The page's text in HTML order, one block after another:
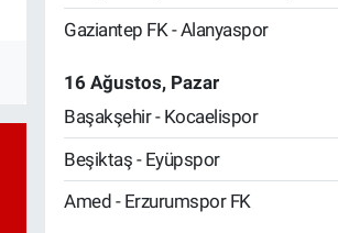
Gaziantep FK - Alanyaspor
16 Ağustos, Pazar
Başakşehir - Kocaelispor
Beşiktaş - Eyüpspor
Amed - Erzurumspor FK